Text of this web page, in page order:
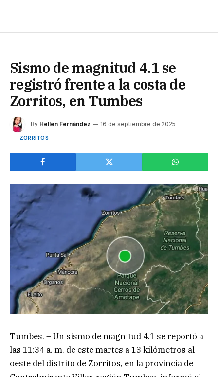
Sismo de magnitud 4.1 se
registró frente a la costa de
Zorritos, en Tumbes
By Hellen Fernández 16 de septiembre de 2025
ZORRITOS
Tumbes. – Un sismo de magnitud 4.1 se reportó a
las 11:34 a. m. de este martes a 13 kilómetros al
oeste del distrito de Zorritos, en la provincia de